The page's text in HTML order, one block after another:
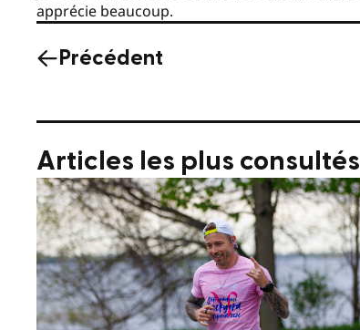
apprécie beaucoup.
Précédent
Articles les plus consultés